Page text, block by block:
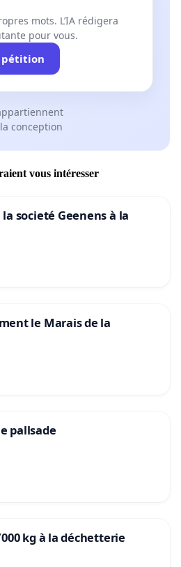
mots. L’IA rédigera
pour vous.
pétition
conception
vous intéresser
societé Geenens à la
le Marais de la
pallsade
kg à la déchetterie